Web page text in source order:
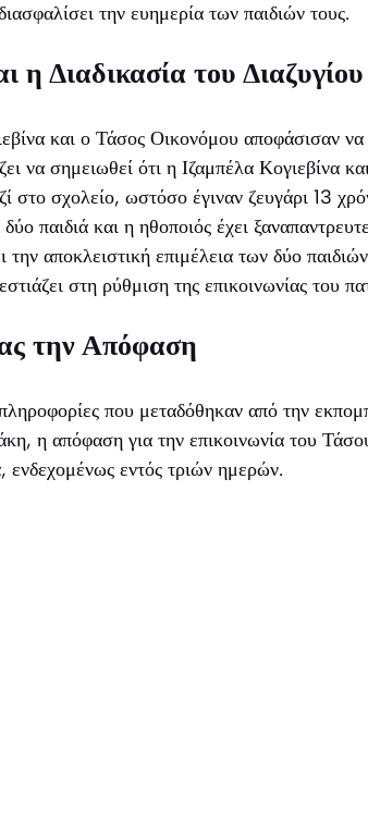
την ευημερία των παιδιών τους.
η Διαδικασία του Διαζυγίου
και ο Τάσος Οικονόμου αποφάσισαν
να σημειωθεί ότι η Ιζαμπέλα Κογιεβίνα
στο σχολείο, ωστόσο έγιναν ζευγάρι 13
παιδιά και η ηθοποιός έχει
την αποκλειστική επιμέλεια των δύο
στη ρύθμιση της επικοινωνίας του
την Απόφαση
που μεταδόθηκαν από την
η απόφαση για την επικοινωνία του
ενδεχομένως εντός τριών ημερών.